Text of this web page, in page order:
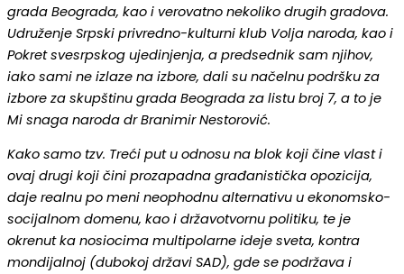
grada Beograda, kao i verovatno nekoliko drugih gradova.
Udruženje Srpski privredno-kulturni klub Volja naroda, kao i
Pokret svesrpskog ujedinjenja, a predsednik sam njihov,
iako sami ne izlaze na izbore, dali su načelnu podršku za
izbore za skupštinu grada Beograda za listu broj 7, a to je
Mi snaga naroda dr Branimir Nestorović.
Kako samo tzv. Treći put u odnosu na blok koji čine vlast i
ovaj drugi koji čini prozapadna građanistička opozicija,
daje realnu po meni neophodnu alternativu u ekonomsko-
socijalnom domenu, kao i državotvornu politiku, te je
okrenut ka nosiocima multipolarne ideje sveta, kontra
mondijalnoj (dubokoj državi SAD), gde se podržava i